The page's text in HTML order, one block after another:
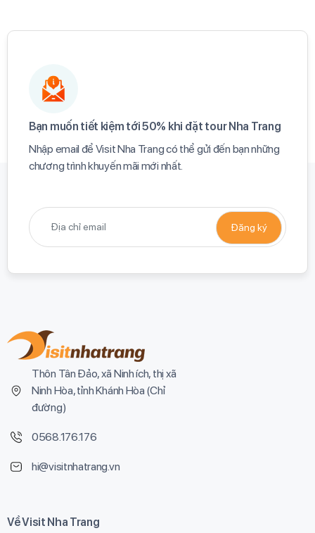
Bạn muốn tiết kiệm tới 50% khi đặt tour Nha Trang​
Nhập email để Visit Nha Trang có thể gửi đến bạn những
chương trình khuyến mãi mới nhất.​
Thôn Tân Đảo, xã Ninh ích, thị xã
Ninh Hòa, tỉnh Khánh Hòa (Chỉ
đường)
0568.176.176
hi@visitnhatrang.vn
Về Visit Nha Trang